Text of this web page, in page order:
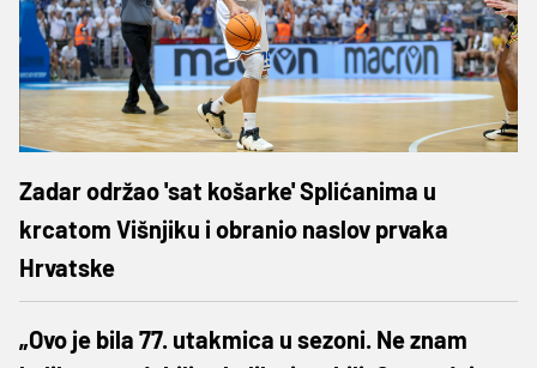
Zadar održao 'sat košarke' Splićanima u
krcatom Višnjiku i obranio naslov prvaka
Hrvatske
„Ovo je bila 77. utakmica u sezoni. Ne znam